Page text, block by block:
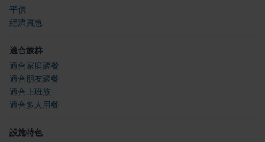
平價
經濟實惠
適合族群
適合家庭聚餐
適合朋友聚餐
適合上班族
適合多人用餐
設施特色